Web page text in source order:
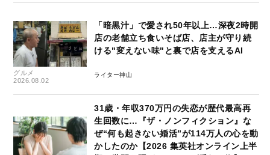
グルメ
2026.08.02
「暗黒汁」で愛され50年以上…深夜2時開
店の老舗立ち食いそば店、店主が守り続
ける"変えない味"と裏で店を支えるAI
ライター神山
31歳・年収370万円の失恋が歴代最高再
生回数に…『ザ・ノンフィクション』な
ぜ“何も起きない婚活”が114万人の心を動
かしたのか【2026 集英社オンライン上半